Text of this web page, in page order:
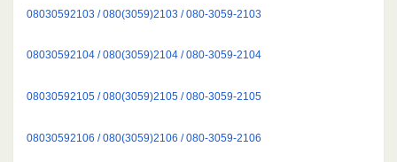
08030592103 / 080(3059)2103 / 080-3059-2103
08030592104 / 080(3059)2104 / 080-3059-2104
08030592105 / 080(3059)2105 / 080-3059-2105
08030592106 / 080(3059)2106 / 080-3059-2106